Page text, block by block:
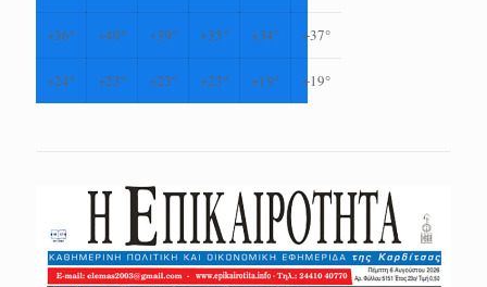
+36° +40° +39° +35° +34° +37°
+24° +23° +23° +23° +19° +19°